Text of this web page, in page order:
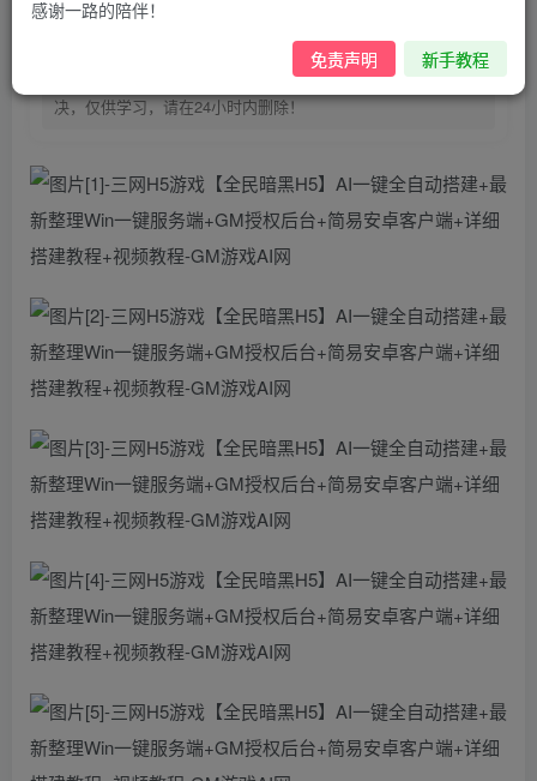
点击查看
仅支持云服务器搭建，适用于小白快速搭建，只能确保安卓正
常进入游戏和后台使用，如有苹果请自测，游戏多少自带一些
bug，若后面因为bug或者其他原因导致游戏无法进入请自行解
决，仅供学习，请在24小时内删除！
感谢一路的陪伴！
免责声明 新手教程